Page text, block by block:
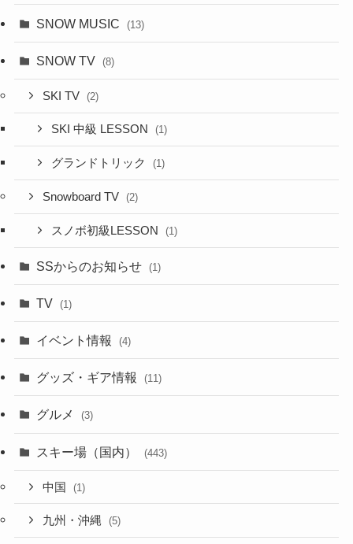
SNOW MUSIC (13)
SNOW TV (8)
SKI TV (2)
SKI 中級 LESSON (1)
グランドトリック (1)
Snowboard TV (2)
スノボ初級LESSON (1)
SSからのお知らせ (1)
TV (1)
イベント情報 (4)
グッズ・ギア情報 (11)
グルメ (3)
スキー場（国内） (443)
中国 (1)
九州・沖縄 (5)